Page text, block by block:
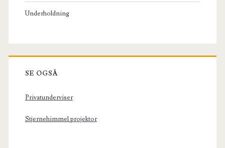
Underholdning
SE OGSÅ
Privatunderviser
Stjernehimmel projektor